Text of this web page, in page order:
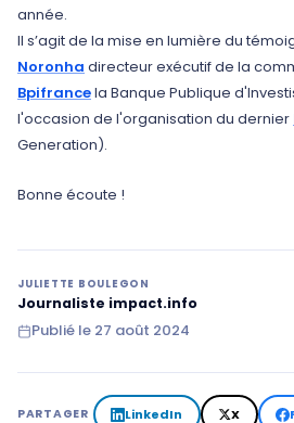
année.
Il s’agit de la mise en lumière du
Noronha directeur exécutif de la
Bpifrancela Banque Publique
l'occasion de l'organisation du dernier
Generation).
Bonne écoute !
JULIETTE BOULEGON
Journaliste impact.info
Publié le 27 août 2024
PARTAGER LinkedIn X